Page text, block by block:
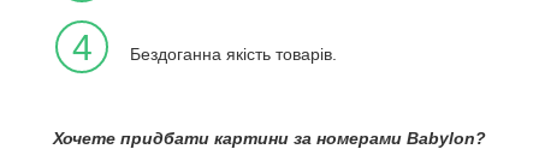
4 Бездоганна якість товарів.
Хочете придбати картини за номерами Babylon?